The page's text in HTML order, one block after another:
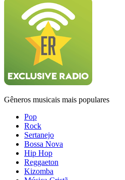
Gêneros musicais mais populares
Pop
Rock
Sertanejo
Bossa Nova
Hip Hop
Reggaeton
Kizomba